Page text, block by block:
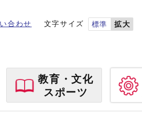
合わせ 文字サイズ 標準 拡大
教育・文化
スポーツ